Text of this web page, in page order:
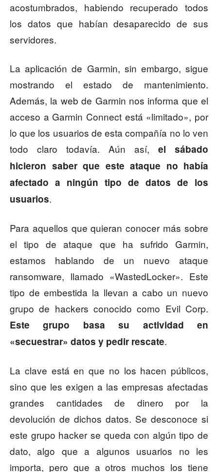
acostumbrados, habiendo recuperado todos
los datos que habían desaparecido de sus
servidores.
La aplicación de Garmin, sin embargo, sigue
mostrando el estado de mantenimiento.
Además, la web de Garmin nos informa que el
acceso a Garmin Connect está «limitado», por
lo que los usuarios de esta compañía no lo ven
todo claro todavía. Aún así, el sábado
hicieron saber que este ataque no había
afectado a ningún tipo de datos de los
usuarios.
Para aquellos que quieran conocer más sobre
el tipo de ataque que ha sufrido Garmin,
estamos hablando de un nuevo ataque
ransomware, llamado «WastedLocker». Este
tipo de embestida la llevan a cabo un nuevo
grupo de hackers conocido como Evil Corp.
Este grupo basa su actividad en
«secuestrar» datos y pedir rescate.
La clave está en que no los hacen públicos,
sino que les exigen a las empresas afectadas
grandes cantidades de dinero por la
devolución de dichos datos. Se desconoce si
este grupo hacker se queda con algún tipo de
dato, algo que a algunos usuarios no les
importa, pero que a otros muchos los tiene